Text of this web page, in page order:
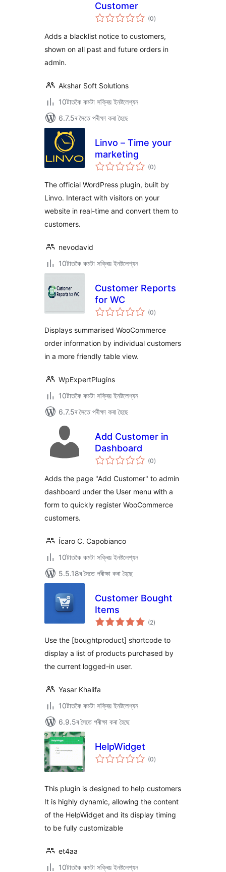
Customer
(0টা
মুঠ)
Adds a blacklist notice to customers,
shown on all past and future orders in
admin.
Akshar Soft Solutions
10টাতকৈ কমটা সক্ৰিয় ইনষ্টলেশ্যন
6.7.5ৰ সৈতে পৰীক্ষা কৰা হৈছে
Linvo – Time your
marketing
(0টা
মুঠ)
The official WordPress plugin, built by
Linvo. Interact with visitors on your
website in real-time and convert them to
customers.
nevodavid
10টাতকৈ কমটা সক্ৰিয় ইনষ্টলেশ্যন
Customer Reports
for WC
(0টা
মুঠ)
Displays summarised WooCommerce
order information by individual customers
in a more friendly table view.
WpExpertPlugins
10টাতকৈ কমটা সক্ৰিয় ইনষ্টলেশ্যন
6.7.5ৰ সৈতে পৰীক্ষা কৰা হৈছে
Add Customer in
Dashboard
(0টা
মুঠ)
Adds the page "Add Customer" to admin
dashboard under the User menu with a
form to quickly register WooCommerce
customers.
Ícaro C. Capobianco
10টাতকৈ কমটা সক্ৰিয় ইনষ্টলেশ্যন
5.5.18ৰ সৈতে পৰীক্ষা কৰা হৈছে
Customer Bought
Items
(2টা
মুঠ)
Use the [boughtproduct] shortcode to
display a list of products purchased by
the current logged-in user.
Yasar Khalifa
10টাতকৈ কমটা সক্ৰিয় ইনষ্টলেশ্যন
6.9.5ৰ সৈতে পৰীক্ষা কৰা হৈছে
HelpWidget
(0টা
মুঠ)
This plugin is designed to help customers
It is highly dynamic, allowing the content
of the HelpWidget and its display timing
to be fully customizable
et4aa
10টাতকৈ কমটা সক্ৰিয় ইনষ্টলেশ্যন